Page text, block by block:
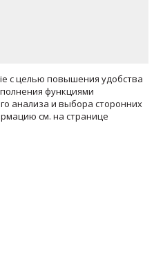
с целью повышения удобства
функциями
анализа и выбора сторонних
см. на странице